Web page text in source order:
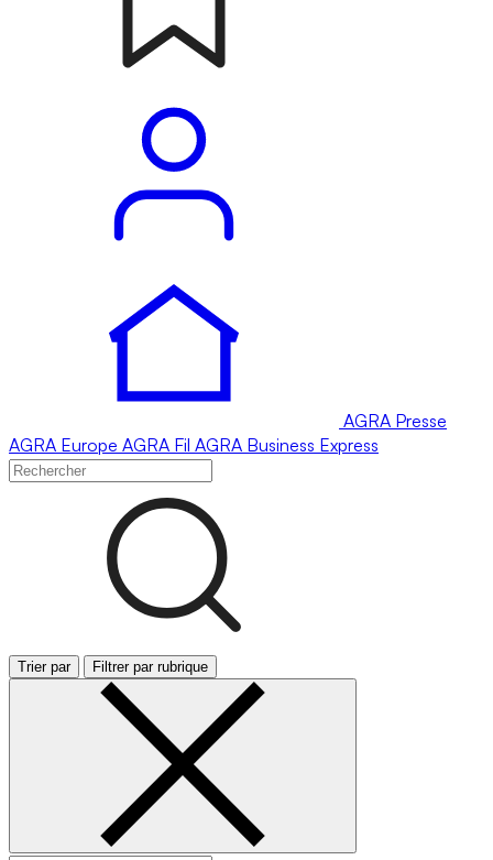
AGRA Presse
AGRA Europe AGRA Fil AGRA Business Express
Trier par Filtrer par rubrique